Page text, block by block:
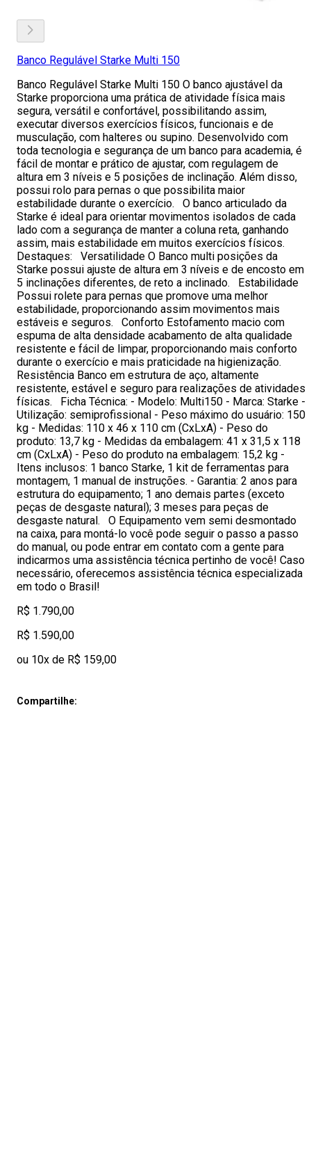
Banco Regulável Starke Multi 150
Banco Regulável Starke Multi 150 O banco ajustável da
Starke proporciona uma prática de atividade física mais
segura, versátil e confortável, possibilitando assim,
executar diversos exercícios físicos, funcionais e de
musculação, com halteres ou supino. Desenvolvido com
toda tecnologia e segurança de um banco para academia, é
fácil de montar e prático de ajustar, com regulagem de
altura em 3 níveis e 5 posições de inclinação. Além disso,
possui rolo para pernas o que possibilita maior
estabilidade durante o exercício. O banco articulado da
Starke é ideal para orientar movimentos isolados de cada
lado com a segurança de manter a coluna reta, ganhando
assim, mais estabilidade em muitos exercícios físicos.
Destaques: Versatilidade O Banco multi posições da
Starke possui ajuste de altura em 3 níveis e de encosto em
5 inclinações diferentes, de reto a inclinado. Estabilidade
Possui rolete para pernas que promove uma melhor
estabilidade, proporcionando assim movimentos mais
estáveis e seguros. Conforto Estofamento macio com
espuma de alta densidade acabamento de alta qualidade
resistente e fácil de limpar, proporcionando mais conforto
durante o exercício e mais praticidade na higienização.
Resistência Banco em estrutura de aço, altamente
resistente, estável e seguro para realizações de atividades
físicas. Ficha Técnica: - Modelo: Multi150 - Marca: Starke -
Utilização: semiprofissional - Peso máximo do usuário: 150
kg - Medidas: 110 x 46 x 110 cm (CxLxA) - Peso do
produto: 13,7 kg - Medidas da embalagem: 41 x 31,5 x 118
cm (CxLxA) - Peso do produto na embalagem: 15,2 kg -
Itens inclusos: 1 banco Starke, 1 kit de ferramentas para
montagem, 1 manual de instruções. - Garantia: 2 anos para
estrutura do equipamento; 1 ano demais partes (exceto
peças de desgaste natural); 3 meses para peças de
desgaste natural. O Equipamento vem semi desmontado
na caixa, para montá-lo você pode seguir o passo a passo
do manual, ou pode entrar em contato com a gente para
indicarmos uma assistência técnica pertinho de você! Caso
necessário, oferecemos assistência técnica especializada
em todo o Brasil!
R$ 1.790,00
R$ 1.590,00
ou 10x de R$ 159,00
Compartilhe: